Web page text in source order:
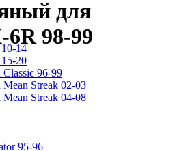
14
20
96-99
Streak 02-03
Streak 04-08
95-96
для
98-99